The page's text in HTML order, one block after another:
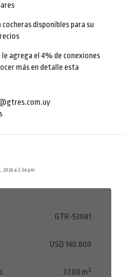
disponibles para su
agrega el 4% de conexiones
más en detalle esta
a 3:36 pm
GTR-53081
USD 140.800
37.00 m²